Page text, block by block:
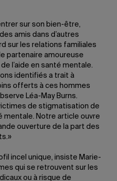
sur son bien-être,
amis dans d’autres
sur les relations familiales
partenaire amoureuse
l’aide en santé mentale.
identifiés a trait à
offerts à ces hommes
Léa-May Burns.
de stigmatisation de
mentale. Notre article ouvre
ouverture de la part des
incel unique, insiste Marie-
qui se retrouvent sur les
ou à risque de